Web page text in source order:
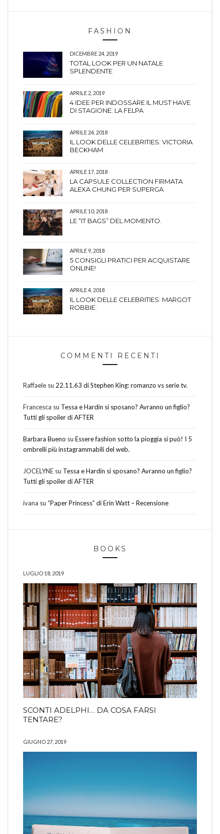
FASHION
DICEMBRE 24, 2019
TOTAL LOOK PER UN NATALE
SPLENDENTE
APRILE 2, 2019
4 IDEE PER INDOSSARE IL MUST HAVE
DI STAGIONE: LA FELPA
APRILE 24, 2018
IL LOOK DELLE CELEBRITIES: VICTORIA
BECKHAM
APRILE 17, 2018
LA CAPSULE COLLECTION FIRMATA
ALEXA CHUNG PER SUPERGA
APRILE 10, 2018
LE “IT BAGS” DEL MOMENTO.
APRILE 9, 2018
5 CONSIGLI PRATICI PER ACQUISTARE
ONLINE!
APRILE 4, 2018
IL LOOK DELLE CELEBRITIES: MARGOT
ROBBIE.
COMMENTI RECENTI
Raffaele su 22.11.63 di Stephen King: romanzo vs serie tv.
Francesca su Tessa e Hardin si sposano? Avranno un figlio?
Tutti gli spoiler di AFTER
Barbara Bueno su Essere fashion sotto la pioggia si può! I 5
ombrelli più instagrammabili del web.
JOCELYNE su Tessa e Hardin si sposano? Avranno un figlio?
Tutti gli spoiler di AFTER
ivana su “Paper Princess” di Erin Watt – Recensione
BOOKS
LUGLIO 18, 2019
SCONTI ADELPHI… DA COSA FARSI
TENTARE?
GIUGNO 27, 2019